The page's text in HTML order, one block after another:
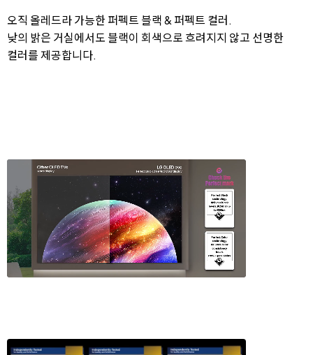
오직 올레드라 가능한 퍼펙트 블랙 & 퍼펙트 컬러.
낮의 밝은 거실에서도 블랙이 회색으로 흐려지지 않고 선명한
컬러를 제공합니다.